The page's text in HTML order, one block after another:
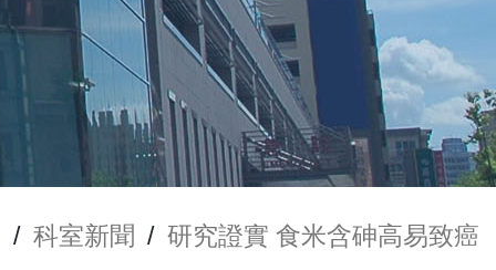
/ 科室新聞 / 研究證實 食米含砷高易致癌